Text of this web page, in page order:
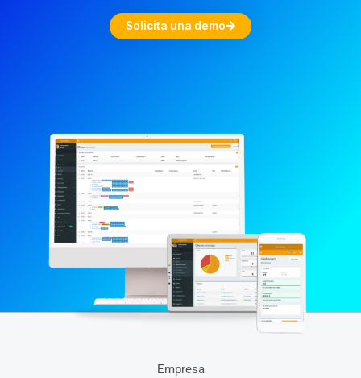
Solicita una demo
Empresa